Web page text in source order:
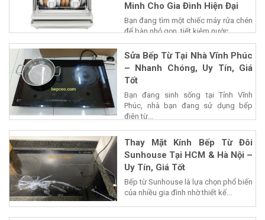
Minh Cho Gia Đình Hiện Đại
Bạn đang tìm một chiếc máy rửa chén
để bàn nhỏ gọn, tiết kiệm nước...
Sửa Bếp Từ Tại Nhà Vĩnh Phúc
– Nhanh Chóng, Uy Tín, Giá
Tốt
Bạn đang sinh sống tại Tỉnh Vĩnh
Phúc, nhà bạn đang sử dụng bếp
điện từ...
Thay Mặt Kính Bếp Từ Đôi
Sunhouse Tại HCM & Hà Nội –
Uy Tín, Giá Tốt
Bếp từ Sunhouse là lựa chọn phổ biến
của nhiều gia đình nhờ thiết kế...